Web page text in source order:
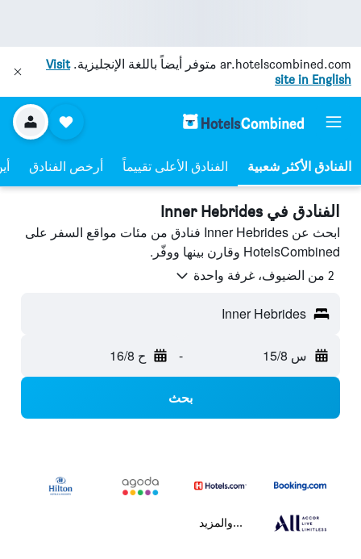
ar.hotelscombined.com متوفر أيضاً باللغة الإنجليزية.Visit
site in English
الفنادق الأعلى تقييماً أرخص الفنادق
الفنادق في Inner Hebrides
ابحث عن Inner Hebrides فنادق من مئات مواقع السفر على
HotelsCombined وقارن بينها ووفّر.
2 من الضيوف، غرفة واحدة
Inner Hebrides
س 15/8 - ح 16/8
بحث
...والمزيد